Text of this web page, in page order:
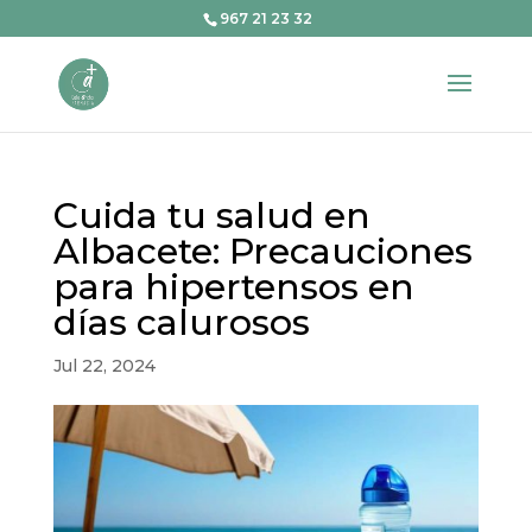
967 21 23 32
Cuida tu salud en
Albacete: Precauciones
para hipertensos en
días calurosos
Jul 22, 2024